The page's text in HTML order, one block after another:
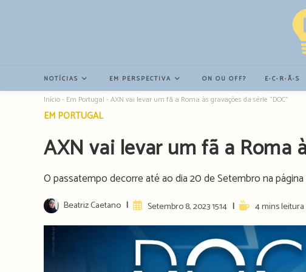
NOTÍCIAS EM PERSPECTIVA ON OU OFF? E∙C∙R∙Ã∙S
Início- Em Portugal -AXN vai levar um fã a Roma às gravações da série “DOC”
Post
EM PORTUGAL
AXN vai levar um fã a Roma
O passatempo decorre até ao dia 20 de Setembro na
Post
author:
Beatriz Caetano
ArtigoSetembro 8, 2023 15:14
Reading4 mins leitura